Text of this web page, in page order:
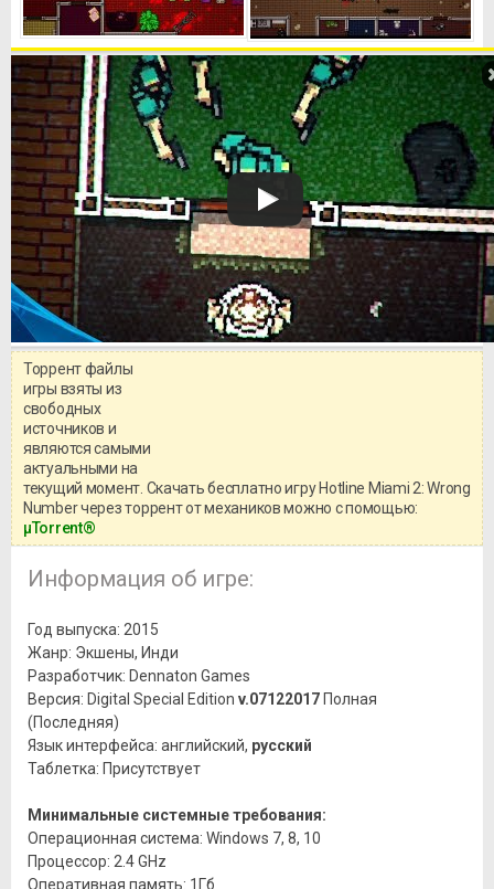
Торрент файлы
игры взяты из
свободных
источников и
являются самыми
актуальными на
текущий момент. Скачать бесплатно игру Hotline Miami 2: Wrong
Number через торрент от механиков можно с помощью:
μTorrent®
Информация об игре:
Год выпуска: 2015
Жанр: Экшены, Инди
Разработчик: Dennaton Games
Версия: Digital Special Edition v.07122017 Полная
(Последняя)
Язык интерфейса: английский, русский
Таблетка: Присутствует
Минимальные системные требования:
Операционная система: Windows 7, 8, 10
Процессор: 2.4 GHz
Оперативная память: 1Гб